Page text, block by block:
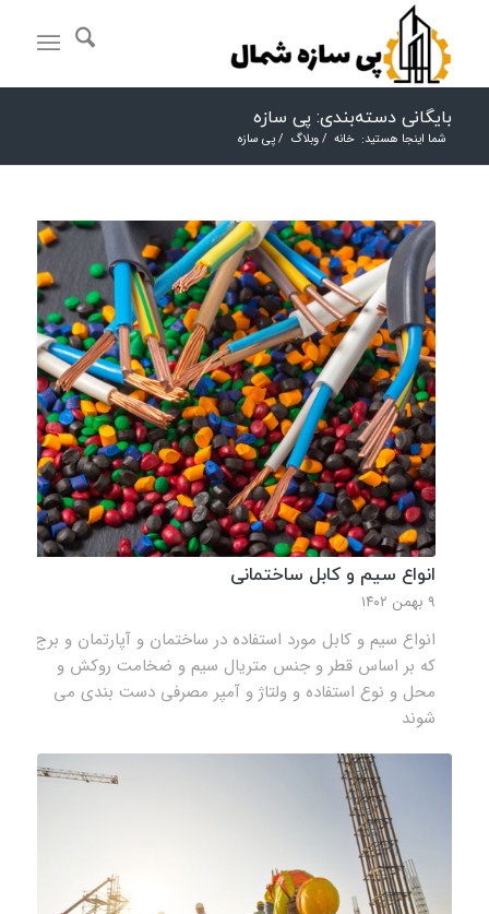
بایگانی دسته‌بندی: پی سازه
شما اینجا هستید: خانه / وبلاگ / پی سازه
انواع سیم و کابل ساختمانی
۹ بهمن ۱۴۰۲
انواع سیم و کابل مورد استفاده در ساختمان و آپارتمان و برج
که بر اساس قطر و جنس متریال سیم و ضخامت روکش و
محل و نوع استفاده و ولتاژ و آمپر مصرفی دست بندی می
شوند